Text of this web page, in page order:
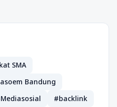
SMA
Bandung
#backlink